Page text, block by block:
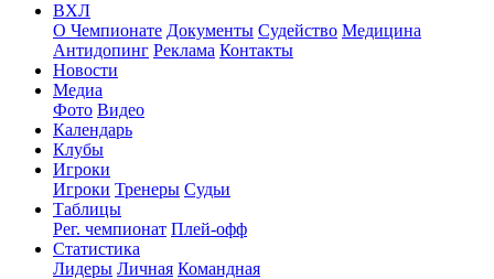
ВХЛ
О Чемпионате Документы Судейство Медицина
Антидопинг Реклама Контакты
Новости
Медиа
Фото Видео
Календарь
Клубы
Игроки
Игроки Тренеры Судьи
Таблицы
Рег. чемпионат Плей-офф
Статистика
Лидеры Личная Командная